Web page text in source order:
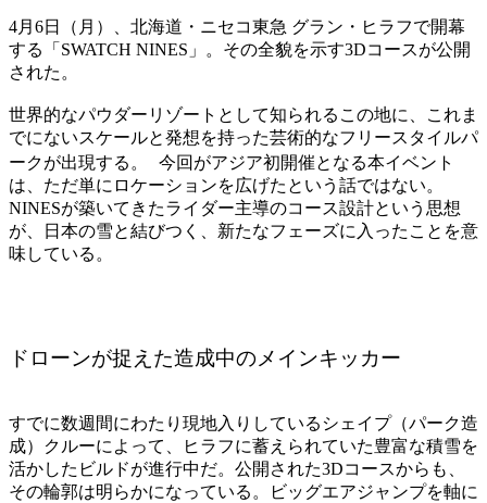
4月6日（月）、北海道・ニセコ東急 グラン・ヒラフで開幕
する「SWATCH NINES」。その全貌を示す3Dコースが公開
された。
世界的なパウダーリゾートとして知られるこの地に、これま
でにないスケールと発想を持った芸術的なフリースタイルパ
ークが出現する。 今回がアジア初開催となる本イベント
は、ただ単にロケーションを広げたという話ではない。
NINESが築いてきたライダー主導のコース設計という思想
が、日本の雪と結びつく、新たなフェーズに入ったことを意
味している。
ドローンが捉えた造成中のメインキッカー
すでに数週間にわたり現地入りしているシェイプ（パーク造
成）クルーによって、ヒラフに蓄えられていた豊富な積雪を
活かしたビルドが進行中だ。公開された3Dコースからも、
その輪郭は明らかになっている。ビッグエアジャンプを軸に